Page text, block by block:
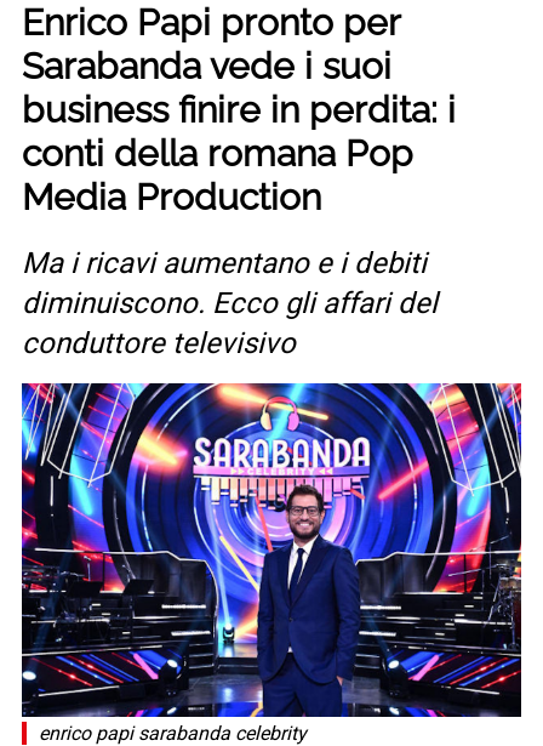
Enrico Papi pronto per
Sarabanda vede i suoi
business finire in perdita: i
conti della romana Pop
Media Production
Ma i ricavi aumentano e i debiti
diminuiscono. Ecco gli affari del
conduttore televisivo
enrico papi sarabanda celebrity